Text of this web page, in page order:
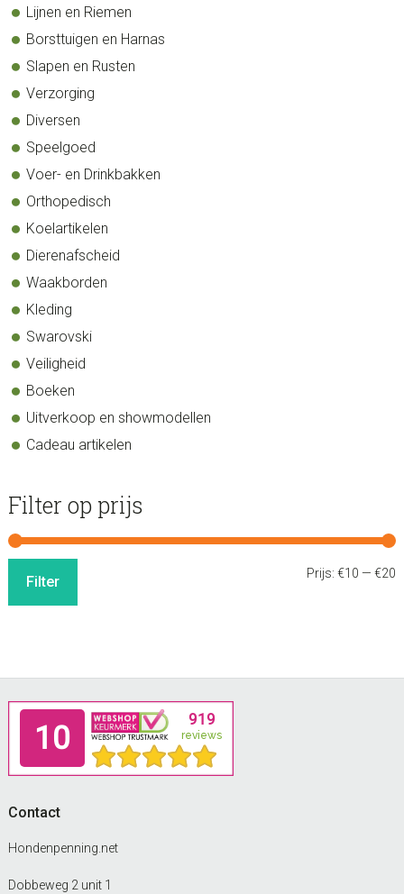
Lijnen en Riemen
Borsttuigen en Harnas
Slapen en Rusten
Verzorging
Diversen
Speelgoed
Voer- en Drinkbakken
Orthopedisch
Koelartikelen
Dierenafscheid
Waakborden
Kleding
Swarovski
Veiligheid
Boeken
Uitverkoop en showmodellen
Cadeau artikelen
Filter op prijs
Filter Prijs:€10 —€20
Footer
Contact
Hondenpenning.net
Dobbeweg 2 unit 1